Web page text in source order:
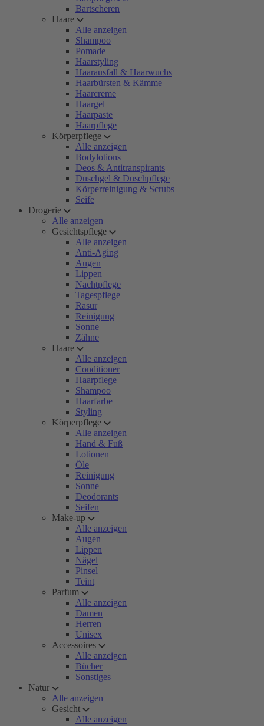
Bartscheren
Haare
Alle anzeigen
Shampoo
Pomade
Haarstyling
Haarausfall & Haarwuchs
Haarbürsten & Kämme
Haarcreme
Haargel
Haarpaste
Haarpflege
Körperpflege
Alle anzeigen
Bodylotions
Deos & Antitranspirants
Duschgel & Duschpflege
Körperreinigung & Scrubs
Seife
Drogerie
Alle anzeigen
Gesichtspflege
Alle anzeigen
Anti-Aging
Augen
Lippen
Nachtpflege
Tagespflege
Rasur
Reinigung
Sonne
Zähne
Haare
Alle anzeigen
Conditioner
Haarpflege
Shampoo
Haarfarbe
Styling
Körperpflege
Alle anzeigen
Hand & Fuß
Lotionen
Öle
Reinigung
Sonne
Deodorants
Seifen
Make-up
Alle anzeigen
Augen
Lippen
Nägel
Pinsel
Teint
Parfum
Alle anzeigen
Damen
Herren
Unisex
Accessoires
Alle anzeigen
Bücher
Sonstiges
Natur
Alle anzeigen
Gesicht
Alle anzeigen